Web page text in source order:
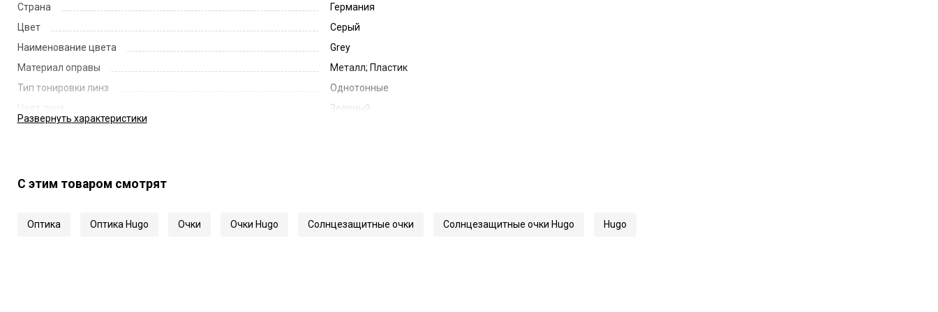
Страна
Германия
Цвет
Серый
Наименование цвета
Grey
Материал оправы
Металл; Пластик
Тип тонировки линз
Однотонные
Цвет линз
Зеленый
Длина заушника
Артикул
1346/S
Развернуть характеристики
С этим товаром смотрят
Оптика Оптика Hugo Очки Очки Hugo Солнцезащитные очки Солнцезащитные очки Hugo Hugo